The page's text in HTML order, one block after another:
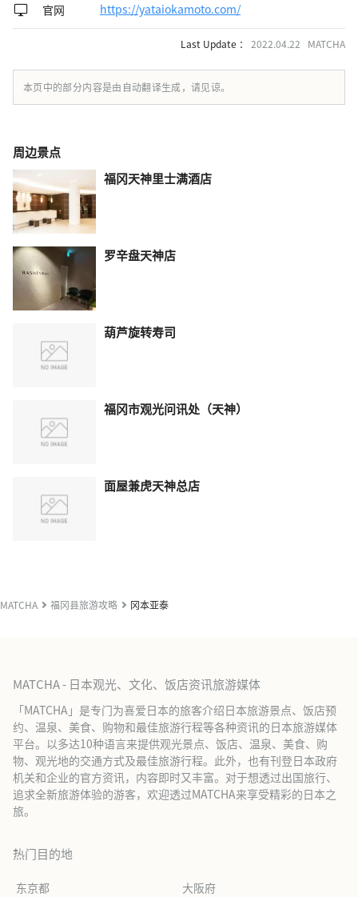
官网 https://yataiokamoto.com/
Last Update ： 2022.04.22 MATCHA
本页中的部分内容是由自动翻译生成，请见谅。
周边景点
福冈天神里士满酒店
罗辛盘天神店
葫芦旋转寿司
福冈市观光问讯处（天神）
面屋兼虎天神总店
MATCHA 福冈县旅游攻略 冈本亚泰
MATCHA - 日本观光、文化、饭店资讯旅游媒体
「MATCHA」是专门为喜爱日本的旅客介绍日本旅游景点、饭店预
约、温泉、美食、购物和最佳旅游行程等各种资讯的日本旅游媒体
平台。以多达10种语言来提供观光景点、饭店、温泉、美食、购
物、观光地的交通方式及最佳旅游行程。此外，也有刊登日本政府
机关和企业的官方资讯，内容即时又丰富。对于想透过出国旅行、
追求全新旅游体验的游客，欢迎透过MATCHA来享受精彩的日本之
旅。
热门目的地
东京都 大阪府